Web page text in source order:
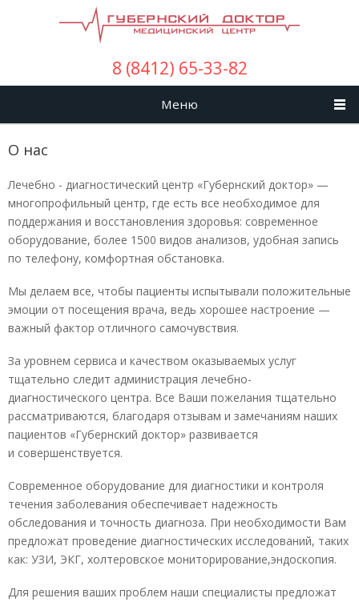
Перейти к основному содержанию
8 (8412) 65-33-82
Меню
О нас
Лечебно - диагностический центр «Губернский доктор» —
многопрофильный центр, где есть все необходимое для
поддержания и восстановления здоровья: современное
оборудование, более 1500 видов анализов, удобная запись
по телефону, комфортная обстановка.
Мы делаем все, чтобы пациенты испытывали положительные
эмоции от посещения врача, ведь хорошее настроение —
важный фактор отличного самочувствия.
За уровнем сервиса и качеством оказываемых услуг
тщательно следит администрация лечебно-
диагностического центра. Все Ваши пожелания тщательно
рассматриваются, благодаря отзывам и замечаниям наших
пациентов «Губернский доктор» развивается
и совершенствуется.
Современное оборудование для диагностики и контроля
течения заболевания обеспечивает надежность
обследования и точность диагноза. При необходимости Вам
предложат проведение диагностических исследований, таких
как: УЗИ, ЭКГ, холтеровское мониторирование,эндоскопия.
Для решения ваших проблем наши специалисты предложат